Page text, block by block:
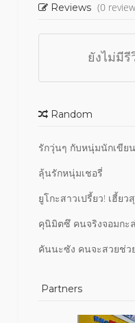
Reviews (0
ยังไม่มีรี
Random
รักวุ่นๆ กับหนุ่มนักเขียน
ลุ้นรักหนุ่มเชอรี่
ยูโกะสาวเปรี้ยว! เฮี้ยว
คุนิมิตซึ คนจริงจอมกะ
คันนะซัง คนจะสวยช่ว
Partners